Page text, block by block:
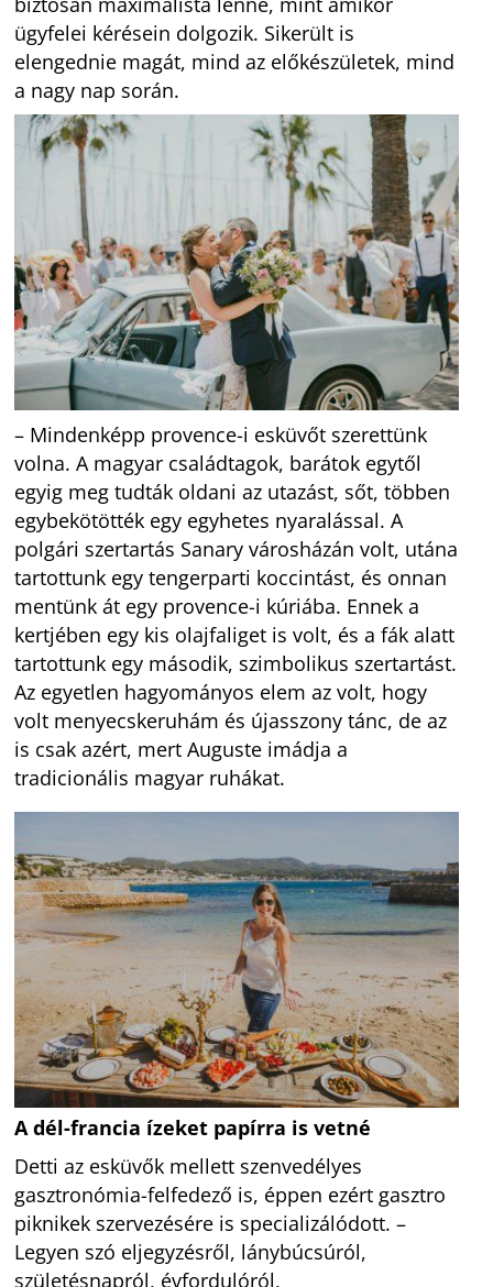
ügyfelei kérésein dolgozik. Sikerült is
elengednie magát, mind az előkészületek, mind
a nagy nap során.
– Mindenképp provence-i esküvőt szerettünk
volna. A magyar családtagok, barátok egytől
egyig meg tudták oldani az utazást, sőt, többen
egybekötötték egy egyhetes nyaralással. A
polgári szertartás Sanary városházán volt, utána
tartottunk egy tengerparti koccintást, és onnan
mentünk át egy provence-i kúriába. Ennek a
kertjében egy kis olajfaliget is volt, és a fák alatt
tartottunk egy második, szimbolikus szertartást.
Az egyetlen hagyományos elem az volt, hogy
volt menyecskeruhám és újasszony tánc, de az
is csak azért, mert Auguste imádja a
tradicionális magyar ruhákat.
A dél-francia ízeket papírra is vetné
Detti az esküvők mellett szenvedélyes
gasztronómia-felfedező is, éppen ezért gasztro
piknikek szervezésére is specializálódott. –
Legyen szó eljegyzésről, lánybúcsúról,
születésnapról, évfordulóról,